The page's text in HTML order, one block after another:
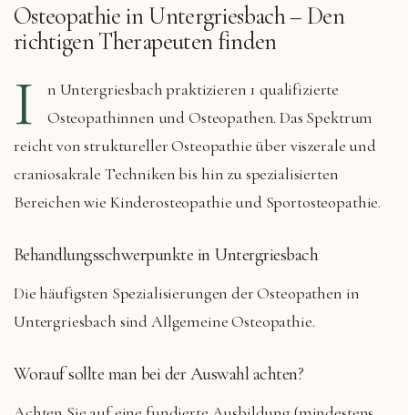
Osteopathie inUntergriesbach– Den
richtigen Therapeuten finden
I n Untergriesbachpraktizieren 1 qualifizierte
Osteopathinnen und Osteopathen. Das Spektrum
reicht von struktureller Osteopathie über viszerale und
craniosakrale Techniken bis hin zu spezialisierten
Bereichen wie Kinderosteopathie und Sportosteopathie.
Behandlungsschwerpunkte in Untergriesbach
Die häufigsten Spezialisierungen der Osteopathen in
Untergriesbach sindAllgemeine Osteopathie.
Worauf sollte man bei der Auswahl achten?